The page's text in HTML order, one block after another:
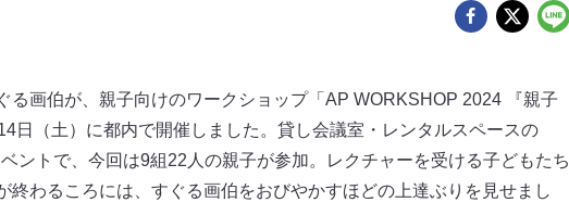
る画伯が、親子向けのワークショップ「AP WORKSHOP 2024 『親子
日（土）に都内で開催しました。貸し会議室・レンタルスペースの
ントで、今回は9組22人の親子が参加。レクチャーを受ける子どもたち
わるころには、すぐる画伯をおびやかすほどの上達ぶりを見せまし